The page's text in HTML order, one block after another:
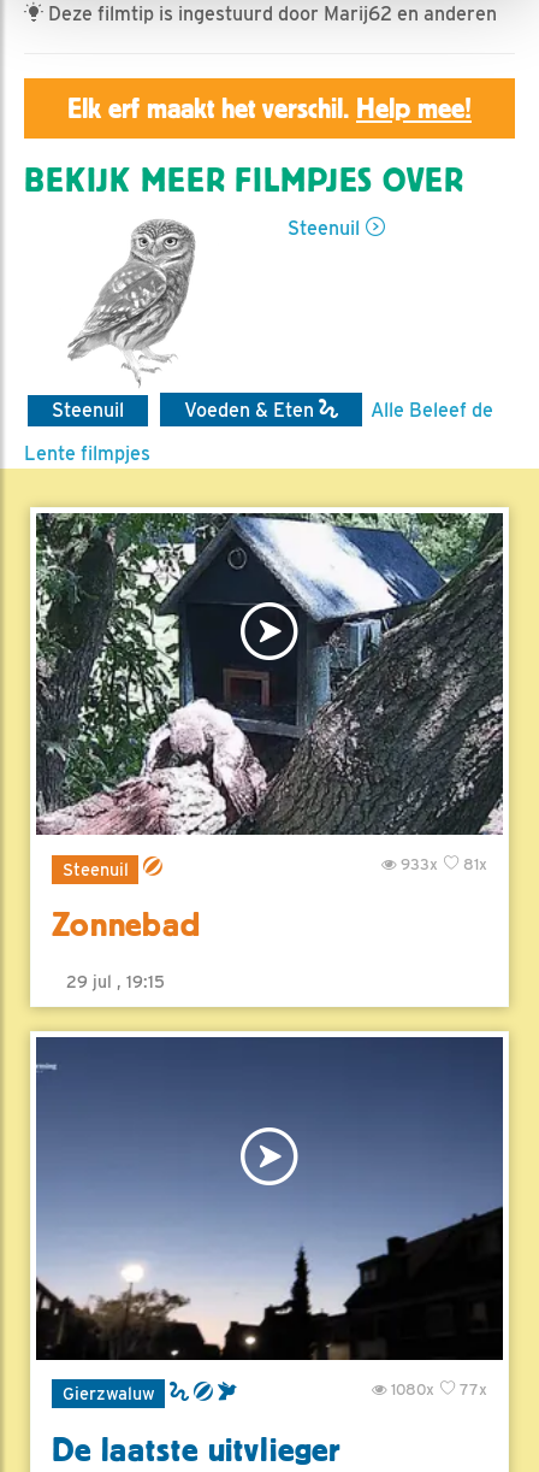
Deze filmtip is ingestuurd door Marij62 en anderen
Elk erf maakt het verschil. Help mee!
BEKIJK MEER FILMPJES OVER
Steenuil
Steenuil Voeden & Eten
Alle Beleef de
Lente filmpjes
Steenuil 81x
933x
Zonnebad
29 jul , 19:15
Gierzwaluw 77x
1080x
De laatste uitvlieger